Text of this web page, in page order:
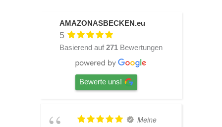
AMAZONASBECKEN.eu
5
Basierend auf 271 Bewertungen
Bewerte uns!
TOP